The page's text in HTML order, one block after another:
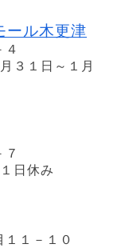
ール木更津
４
３１日～１月
日休み
１－１０